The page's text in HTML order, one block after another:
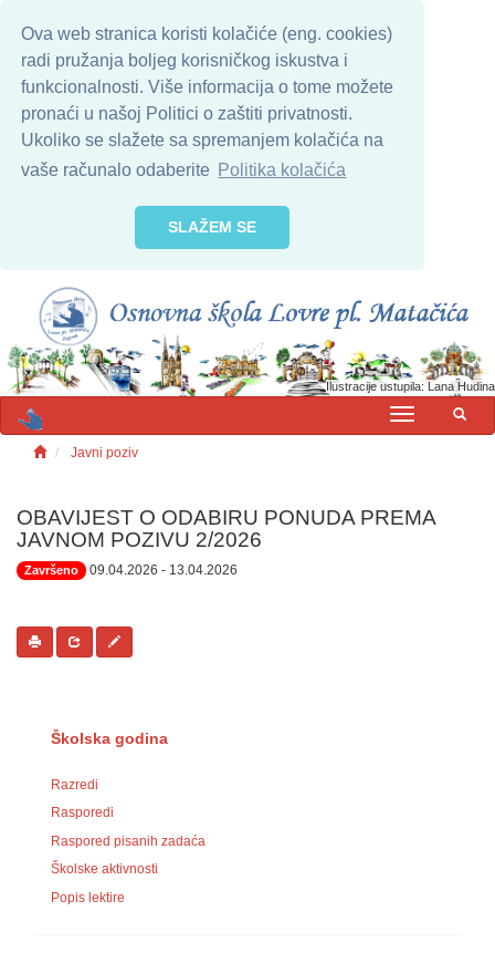
Ova web stranica koristi kolačiće (eng. cookies)
radi pružanja boljeg korisničkog iskustva i
funkcionalnosti. Više informacija o tome možete
pronaći u našoj Politici o zaštiti privatnosti.
Ukoliko se slažete sa spremanjem kolačića na
vaše računalo odaberite Politika kolačića
SLAŽEM SE
Ilustracije ustupila: Lana Hudina
MENU
Javni poziv
OBAVIJEST O ODABIRU PONUDA PREMA
JAVNOM POZIVU 2/2026
Završeno 09.04.2026 - 13.04.2026
Školska godina
Razredi
Rasporedi
Raspored pisanih zadaća
Školske aktivnosti
Popis lektire